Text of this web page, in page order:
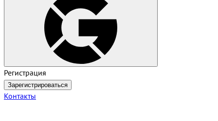
Регистрация
Зарегистрироваться
Контакты